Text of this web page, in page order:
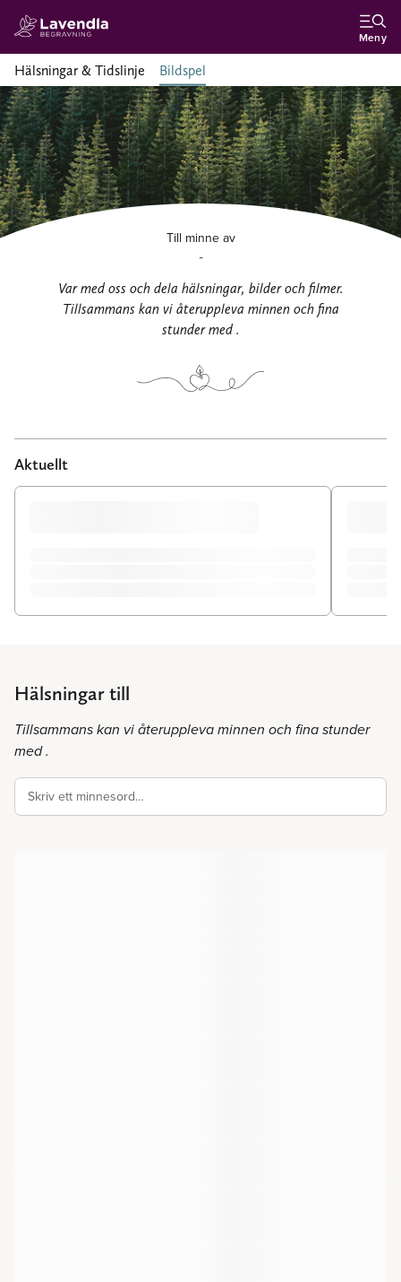
Meny
Hälsningar & Tidslinje Bildspel
Till minne av
-
Var med oss och dela hälsningar, bilder och filmer.
Tillsammans kan vi återuppleva minnen och fina
stunder med .
Aktuellt
Hälsningar till
Tillsammans kan vi återuppleva minnen och fina stunder
med .
Skriv ett minnesord…